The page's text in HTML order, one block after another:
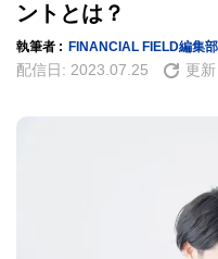
ントとは？
執筆者 : FINANCIAL FIELD編集部
配信日: 2023.07.25 更新